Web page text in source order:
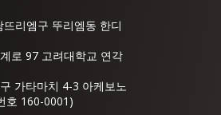
리엠구 뚜리엠동 한디
로 97 고려대학교 연각
가타마치 4-3 아케보노
호 160-0001)